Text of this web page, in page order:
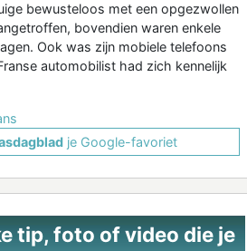
bewusteloos met een opgezwollen
bovendien waren enkele
Ook was zijn mobiele telefoons
automobilist had zich kennelijk
je Google-favoriet
tip, foto of video die je